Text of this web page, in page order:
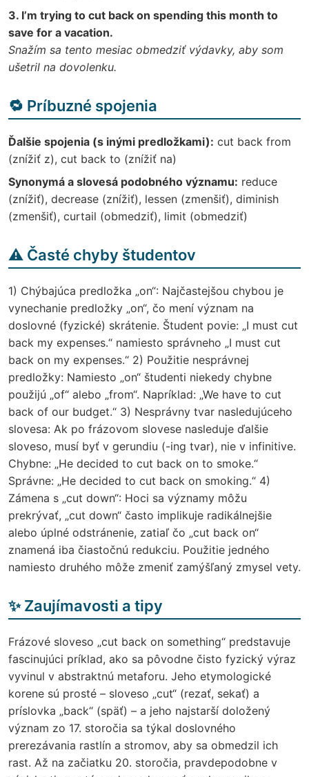
3. I’m trying to cut back on spending this month to
save for a vacation.
Snažím sa tento mesiac obmedziť výdavky, aby som
ušetril na dovolenku.
🔁 Príbuzné spojenia
Ďalšie spojenia (s inými predložkami): cut back from
(znížiť z), cut back to (znížiť na)
Synonymá a slovesá podobného významu: reduce
(znížiť), decrease (znížiť), lessen (zmenšiť), diminish
(zmenšiť), curtail (obmedziť), limit (obmedziť)
⚠️ Časté chyby študentov
1) Chýbajúca predložka „on“: Najčastejšou chybou je
vynechanie predložky „on“, čo mení význam na
doslovné (fyzické) skrátenie. Študent povie: „I must cut
back my expenses.“ namiesto správneho „I must cut
back on my expenses.“ 2) Použitie nesprávnej
predložky: Namiesto „on“ študenti niekedy chybne
použijú „of“ alebo „from“. Napríklad: „We have to cut
back of our budget.“ 3) Nesprávny tvar nasledujúceho
slovesa: Ak po frázovom slovese nasleduje ďalšie
sloveso, musí byť v gerundiu (-ing tvar), nie v infinitive.
Chybne: „He decided to cut back on to smoke.“
Správne: „He decided to cut back on smoking.“ 4)
Zámena s „cut down“: Hoci sa významy môžu
prekrývať, „cut down“ často implikuje radikálnejšie
alebo úplné odstránenie, zatiaľ čo „cut back on“
znamená iba čiastočnú redukciu. Použitie jedného
namiesto druhého môže zmeniť zamýšľaný zmysel vety.
✨ Zaujímavosti a tipy
Frázové sloveso „cut back on something“ predstavuje
fascinujúci príklad, ako sa pôvodne čisto fyzický výraz
vyvinul v abstraktnú metaforu. Jeho etymologické
korene sú prosté – sloveso „cut“ (rezať, sekať) a
príslovka „back“ (späť) – a jeho najstarší doložený
význam zo 17. storočia sa týkal doslovného
prerezávania rastlín a stromov, aby sa obmedzil ich
rast. Až na začiatku 20. storočia, pravdepodobne v